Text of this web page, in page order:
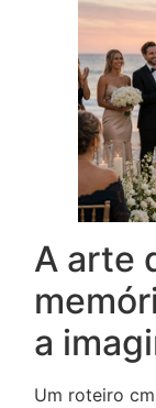
A arte
a
Um roteiro